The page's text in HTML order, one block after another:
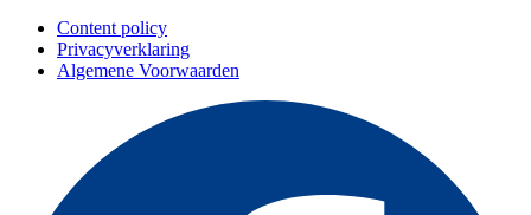
Content policy
Privacyverklaring
Algemene Voorwaarden